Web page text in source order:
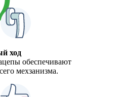
ход
обеспечивают
мехзанизма.